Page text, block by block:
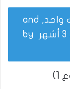
This topic has 0 ردود, مشارك واحد, and